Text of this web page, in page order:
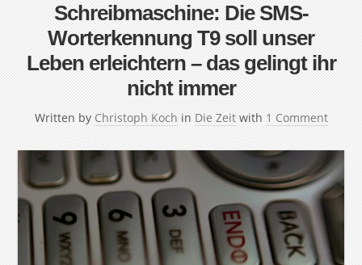
Schreibmaschine: Die SMS-
Worterkennung T9 soll unser
Leben erleichtern – das gelingt ihr
nicht immer
Written by Christoph Koch in Die Zeit with 1 Comment